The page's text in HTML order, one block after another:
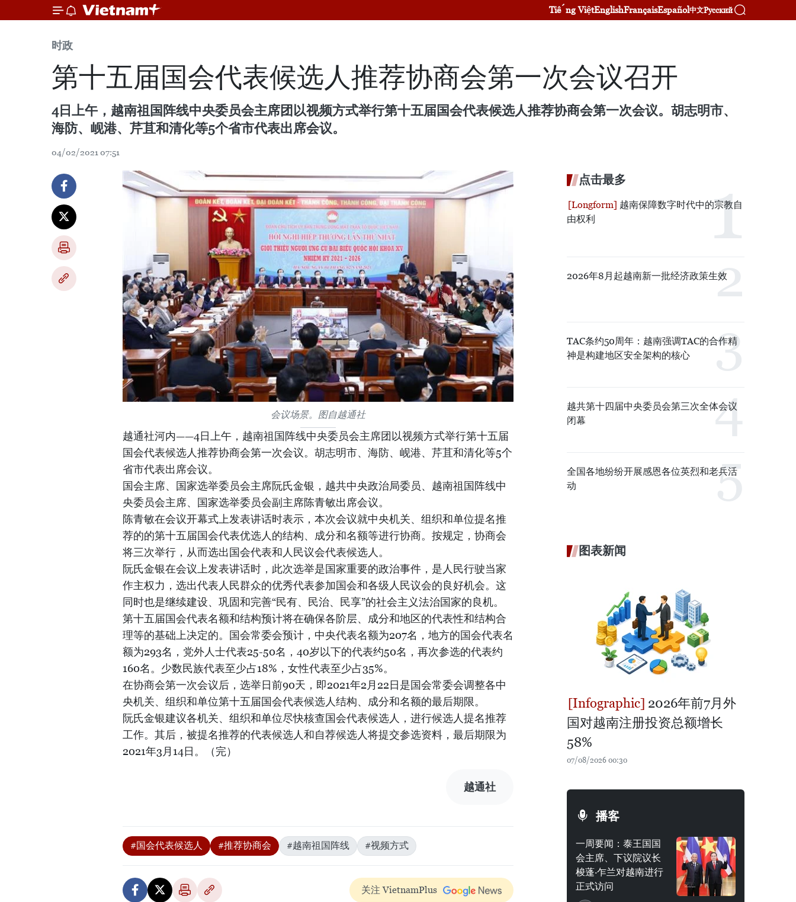
Tiếng ViệtEnglishFrançaisEspañol中文Русский
时政
第十五届国会代表候选人推荐协商会第一次会议召开
4日上午，越南祖国阵线中央委员会主席团以视频方式举行第十五届国会代表候选人推荐协商会第一次会议。胡志明市、
海防、岘港、芹苴和清化等5个省市代表出席会议。
04/02/2021 07:51
会议场景。图自越通社
越通社河内——4日上午，越南祖国阵线中央委员会主席团以视频方式举行第十五届
国会代表候选人推荐协商会第一次会议。胡志明市、海防、岘港、芹苴和清化等5个
省市代表出席会议。
国会主席、国家选举委员会主席阮氏金银，越共中央政治局委员、越南祖国阵线中
央委员会主席、国家选举委员会副主席陈青敏出席会议。
陈青敏在会议开幕式上发表讲话时表示，本次会议就中央机关、组织和单位提名推
荐的的第十五届国会代表优选人的结构、成分和名额等进行协商。按规定，协商会
将三次举行，从而选出国会代表和人民议会代表候选人。
阮氏金银在会议上发表讲话时，此次选举是国家重要的政治事件，是人民行驶当家
作主权力，选出代表人民群众的优秀代表参加国会和各级人民议会的良好机会。这
同时也是继续建设、巩固和完善“民有、民治、民享”的社会主义法治国家的良机。
第十五届国会代表名额和结构预计将在确保各阶层、成分和地区的代表性和结构合
理等的基础上决定的。国会常委会预计，中央代表名额为207名，地方的国会代表名
额为293名，党外人士代表25-50名，40岁以下的代表约50名，再次参选的代表约
160名。少数民族代表至少占18%，女性代表至少占35%。
在协商会第一次会议后，选举日前90天，即2021年2月22日是国会常委会调整各中
央机关、组织和单位第十五届国会代表候选人结构、成分和名额的最后期限。
阮氏金银建议各机关、组织和单位尽快核查国会代表候选人，进行候选人提名推荐
工作。其后，被提名推荐的代表候选人和自荐候选人将提交参选资料，最后期限为
2021年3月14日。（完）
越通社
#国会代表候选人 #推荐协商会 #越南祖国阵线 #视频方式
关注 VietnamPlus
点击最多
越南保障数字时代中的宗教自
由权利
2026年8月起越南新一批经济政策生效
TAC条约50周年：越南强调TAC的合作精
神是构建地区安全架构的核心
越共第十四届中央委员会第三次全体会议
闭幕
全国各地纷纷开展感恩各位英烈和老兵活
动
图表新闻
2026年前7月外
国对越南注册投资总额增长
58%
07/08/2026 00:30
播客
一周要闻：泰王国国
会主席、下议院议长
梭蓬·乍兰对越南进行
正式访问